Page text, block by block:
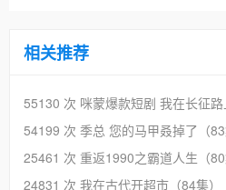
相关推荐
55130 次 咪蒙爆款短剧 我在长征路
54199 次 季总 您的马甲叒掉了（83
25461 次 重返1990之霸道人生（80
24831 次 我在古代开超市（84集）